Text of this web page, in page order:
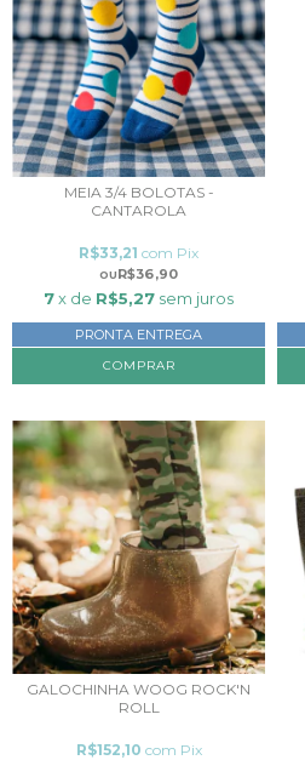
MEIA 3/4 BOLOTAS -
CANTAROLA
R$36,90
R$33,21 com Pix
7x de R$5,27 sem juros
PRONTA ENTREGA
COMPRAR
GALOCHINHA WOOG ROCK'N
ROLL
R$152,10 com Pix